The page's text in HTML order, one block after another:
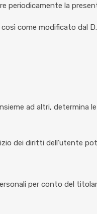
periodicamente la
così come modificato dal
ad altri, determina
dei diritti dell’utente
per conto del